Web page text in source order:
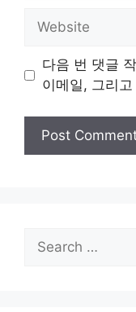
Website
다음 번 댓글
이메일, 그리
for: